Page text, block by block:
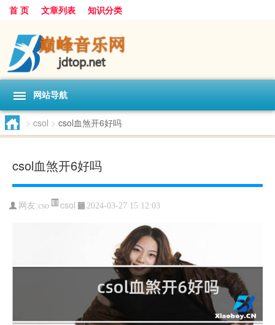
首 页 文章列表 知识分类
网站导航
> csol > csol血煞开6好吗
csol血煞开6好吗
网友:cso csol 2024-03-27 15:12:03